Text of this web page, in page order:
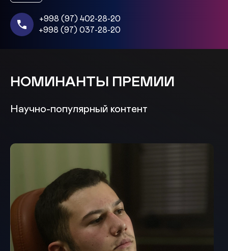
+998 (97) 402-28-20
+998 (97) 037-28-20
НОМИНАНТЫ ПРЕМИИ
Научно-популярный контент